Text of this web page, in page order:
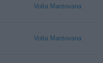
Volta Mantovana
Volta Mantovana